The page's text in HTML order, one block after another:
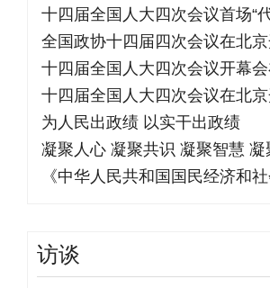
十四届全国人大四次会议首场“
全国政协十四届四次会议在北
十四届全国人大四次会议在北
为人民出政绩 以实干出政绩
凝聚人心 凝聚共识 凝聚智慧 凝
访谈